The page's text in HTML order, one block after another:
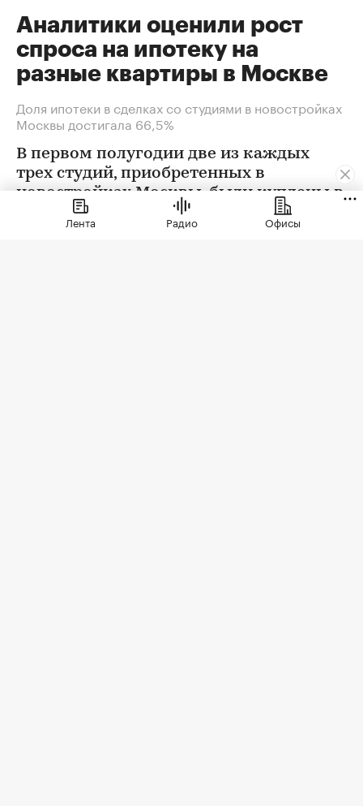
Аналитики оценили рост
спроса на ипотеку на
разные квартиры в Москве
Доля ипотеки в сделках со студиями в новостройках
Москвы достигала 66,5%
В первом полугодии две из каждых
трех студий, приобретенных в
новостройках Москвы, были куплены в
ипотеку. В сегменте трешек ипотечных
сделок менее половины, а среди
Лента Радио Офисы